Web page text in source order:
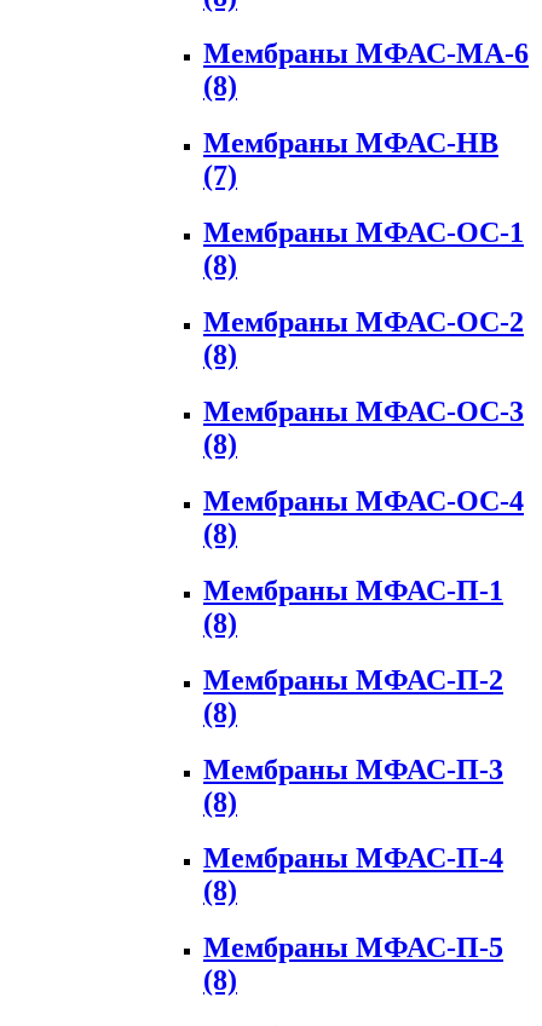
Мембраны МФАС-МА-6
(8)
Мембраны МФАС-НВ
(7)
Мембраны МФАС-ОС-1
(8)
Мембраны МФАС-ОС-2
(8)
Мембраны МФАС-ОС-3
(8)
Мембраны МФАС-ОС-4
(8)
Мембраны МФАС-П-1
(8)
Мембраны МФАС-П-2
(8)
Мембраны МФАС-П-3
(8)
Мембраны МФАС-П-4
(8)
Мембраны МФАС-П-5
(8)